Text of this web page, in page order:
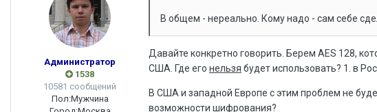
Администратор
1538
10581 сообщений
Пол:Мужчина
В общем - нереально. Кому надо - сам себе
Давайте конкретно говорить. Берем AES 128,
США. Где его нельзя будет использовать? 1. в
В США и западной Европе с этим проблем не
возможности шифрования?